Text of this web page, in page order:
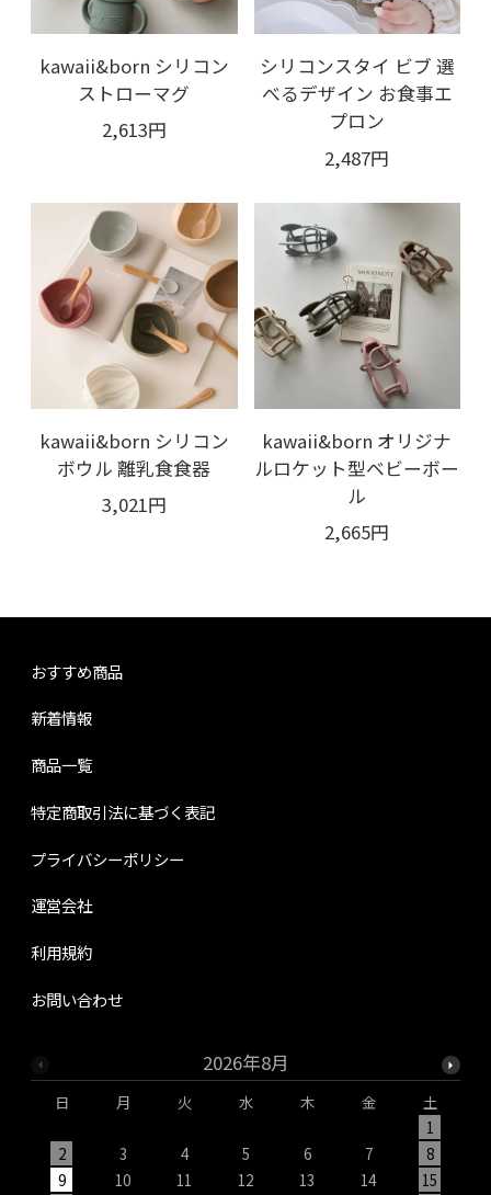
kawaii&born シリコン
ストローマグ
2,613円
シリコンスタイ ビブ 選
べるデザイン お食事エ
プロン
2,487円
kawaii&born シリコン
ボウル 離乳食食器
3,021円
kawaii&born オリジナ
ルロケット型ベビーボー
ル
2,665円
おすすめ商品
新着情報
商品一覧
特定商取引法に基づく表記
プライバシーポリシー
運営会社
利用規約
お問い合わせ
2026年8月
日 月 火 水 木 金
土
1
2
3 4 5 6 7
8
9
10 11 12 13 14 15